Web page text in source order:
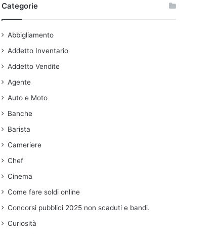
Categorie
Abbigliamento
Addetto Inventario
Addetto Vendite
Agente
Auto e Moto
Banche
Barista
Cameriere
Chef
Cinema
Come fare soldi online
Concorsi pubblici 2025 non scaduti e bandi.
Curiosità